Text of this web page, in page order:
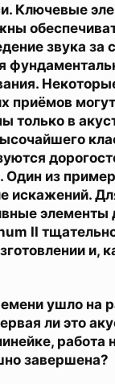
Ключевые
звука за
приёмов
только в
Один из
искажений.
элементы
II
и,
ушло на
ли это
работа
завершена?